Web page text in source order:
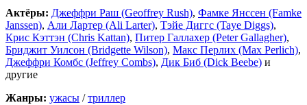
Актёры: Джеффри Раш (Geoffrey Rush), Фамке Янссен (Famke
Janssen), Али Лартер (Ali Larter), Тэйе Диггс (Taye Diggs),
Крис Кэттэн (Chris Kattan), Питер Галлахер (Peter Gallagher),
Бриджит Уилсон (Bridgette Wilson), Макс Перлих (Max Perlich),
Джеффри Комбс (Jeffrey Combs), Дик Биб (Dick Beebe) и
другие
Жанры: ужасы /триллер